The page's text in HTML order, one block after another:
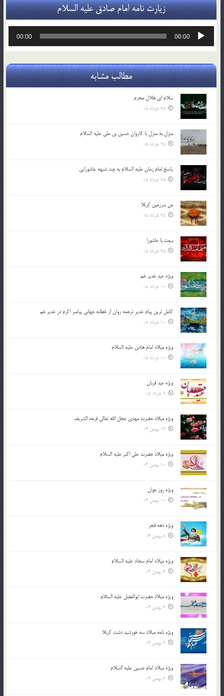
زیارت نامه امام صادق علیه السلام
پخش‌کننده
00:00
00:00
مطالب مشابه
سلام ای هلال محرم
25 خرداد 05
منزل به منزل با کاروان حسین بن علی علیه السلام
25 خرداد 05
پاسخ امام زمان علیه السلام به چند شبهه عاشورایی
25 خرداد 05
من سرزمین کربلا
25 خرداد 05
بیعت با عاشورا
25 خرداد 05
ویژه عید غدیر خم
10 خرداد 05
کامل ترین پیام غدیر ترجمه روان از خطابه جهانی پیامبر اکرم در غدیر خم
10 خرداد 05
ویژه میلاد امام هادی علیه السلام
10 خرداد 05
ویژه عید قربان
9 خرداد 05
ویژه میلاد حضرت مهدی عجل الله تعالی فرجه الشريف
13 بهمن 04
ویژه میلاد حضرت علی اکبر علیه السلام
10 بهمن 04
ویژه روز جوان
10 بهمن 04
ویژه دهه فجر
8 بهمن 04
ویژه میلاد امام سجاد علیه السلام
4 بهمن 04
ویژه میلاد حضرت ابوالفضل علیه السلام
3 بهمن 04
ویژه نامه میلاد سه خورشید دشت کربلا
2 بهمن 04
ویژه میلاد امام حسین علیه السلام
2 بهمن 04